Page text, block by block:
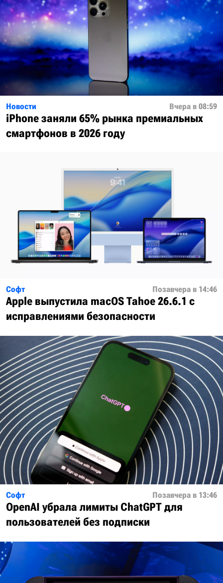
Новости Вчера в 08:59
iPhone заняли 65% рынка премиальных
смартфонов в 2026 году
Софт Позавчера в 14:46
Apple выпустила macOS Tahoe 26.6.1 с
исправлениями безопасности
Софт Позавчера в 13:46
OpenAI убрала лимиты ChatGPT для
пользователей без подписки